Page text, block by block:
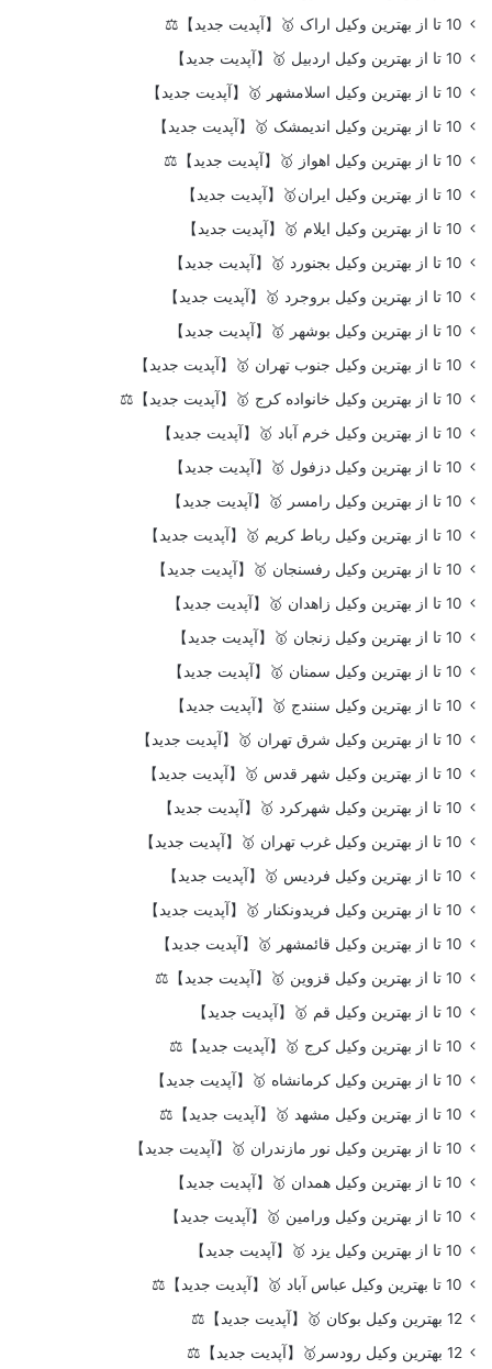
10 تا از بهترین وکیل اراک 🥇【آپدیت جدید】⚖️
10 تا از بهترین وکیل اردبیل 🥇【آپدیت جدید】
10 تا از بهترین وکیل اسلامشهر 🥇【آپدیت جدید】
10 تا از بهترین وکیل اندیمشک 🥇【آپدیت جدید】
10 تا از بهترین وکیل اهواز 🥇【آپدیت جدید】⚖️
10 تا از بهترین وکیل ایران🥇【آپدیت جدید】
10 تا از بهترین وکیل ایلام 🥇【آپدیت جدید】
10 تا از بهترین وکیل بجنورد 🥇【آپدیت جدید】
10 تا از بهترین وکیل بروجرد 🥇【آپدیت جدید】
10 تا از بهترین وکیل بوشهر 🥇【آپدیت جدید】
10 تا از بهترین وکیل جنوب تهران 🥇【آپدیت جدید】
10 تا از بهترین وکیل خانواده کرج 🥇【آپدیت جدید】⚖️
10 تا از بهترین وکیل خرم آباد 🥇【آپدیت جدید】
10 تا از بهترین وکیل دزفول 🥇【آپدیت جدید】
10 تا از بهترین وکیل رامسر 🥇【آپدیت جدید】
10 تا از بهترین وکیل رباط کریم 🥇【آپدیت جدید】
10 تا از بهترین وکیل رفسنجان 🥇【آپدیت جدید】
10 تا از بهترین وکیل زاهدان 🥇【آپدیت جدید】
10 تا از بهترین وکیل زنجان 🥇【آپدیت جدید】
10 تا از بهترین وکیل سمنان 🥇【آپدیت جدید】
10 تا از بهترین وکیل سنندج 🥇【آپدیت جدید】
10 تا از بهترین وکیل شرق تهران 🥇【آپدیت جدید】
10 تا از بهترین وکیل شهر قدس 🥇【آپدیت جدید】
10 تا از بهترین وکیل شهرکرد 🥇【آپدیت جدید】
10 تا از بهترین وکیل غرب تهران 🥇【آپدیت جدید】
10 تا از بهترین وکیل فردیس 🥇【آپدیت جدید】
10 تا از بهترین وکیل فریدونکنار 🥇【آپدیت جدید】
10 تا از بهترین وکیل قائمشهر 🥇【آپدیت جدید】
10 تا از بهترین وکیل قزوین 🥇【آپدیت جدید】⚖️
10 تا از بهترین وکیل قم 🥇【آپدیت جدید】
10 تا از بهترین وکیل کرج 🥇【آپدیت جدید】⚖️
10 تا از بهترین وکیل کرمانشاه 🥇【آپدیت جدید】
10 تا از بهترین وکیل مشهد 🥇【آپدیت جدید】⚖️
10 تا از بهترین وکیل نور مازندران 🥇【آپدیت جدید】
10 تا از بهترین وکیل همدان 🥇【آپدیت جدید】
10 تا از بهترین وکیل ورامین 🥇【آپدیت جدید】
10 تا از بهترین وکیل یزد 🥇【آپدیت جدید】
10 تا بهترین وکیل عباس آباد 🥇【آپدیت جدید】⚖️
12 بهترین وکیل بوکان 🥇【آپدیت جدید】⚖️
12 بهترین وکیل رودسر🥇【آپدیت جدید】⚖️